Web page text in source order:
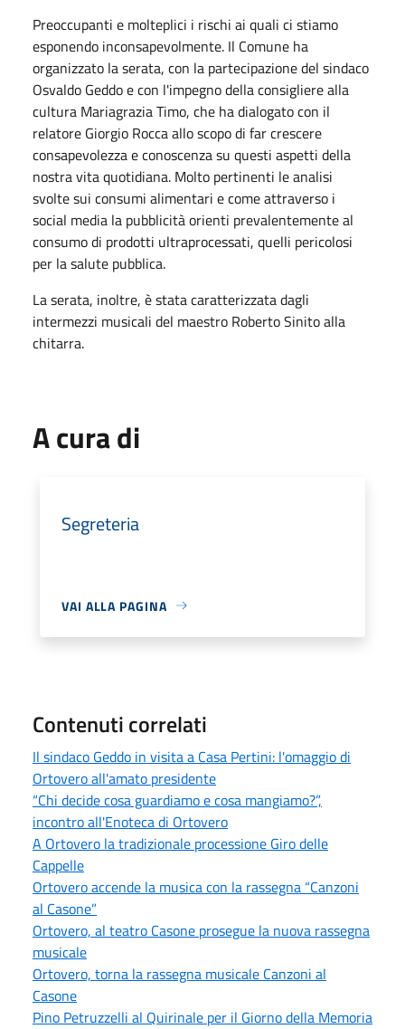
Preoccupanti e molteplici i rischi ai quali ci stiamo
esponendo inconsapevolmente. Il Comune ha
organizzato la serata, con la partecipazione del sindaco
Osvaldo Geddo e con l'impegno della consigliere alla
cultura Mariagrazia Timo, che ha dialogato con il
relatore Giorgio Rocca allo scopo di far crescere
consapevolezza e conoscenza su questi aspetti della
nostra vita quotidiana. Molto pertinenti le analisi
svolte sui consumi alimentari e come attraverso i
social media la pubblicità orienti prevalentemente al
consumo di prodotti ultraprocessati, quelli pericolosi
per la salute pubblica.
La serata, inoltre, è stata caratterizzata dagli
intermezzi musicali del maestro Roberto Sinito alla
chitarra.
A cura di
Segreteria
VAI ALLA PAGINA
Contenuti correlati
Il sindaco Geddo in visita a Casa Pertini: l'omaggio di
Ortovero all'amato presidente
“Chi decide cosa guardiamo e cosa mangiamo?”,
incontro all'Enoteca di Ortovero
A Ortovero la tradizionale processione Giro delle
Cappelle
Ortovero accende la musica con la rassegna “Canzoni
al Casone”
Ortovero, al teatro Casone prosegue la nuova rassegna
musicale
Ortovero, torna la rassegna musicale Canzoni al
Casone
Pino Petruzzelli al Quirinale per il Giorno della Memoria